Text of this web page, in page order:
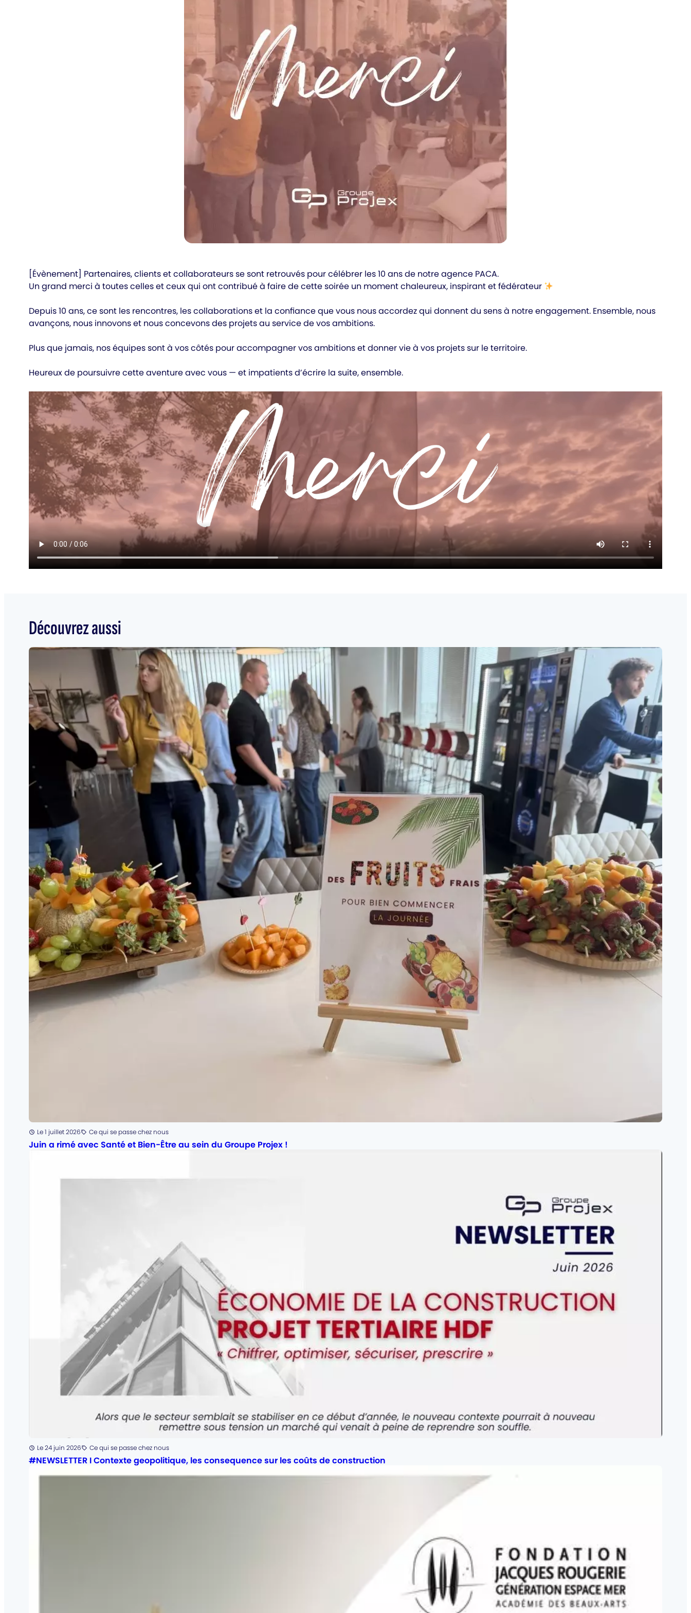
[Évènement] Partenaires, clients et collaborateurs se sont retrouvés pour célébrer les 10 ans de notre agence PACA.
Un grand merci à toutes celles et ceux qui ont contribué à faire de cette soirée un moment chaleureux, inspirant et fédérateur
Depuis 10 ans, ce sont les rencontres, les collaborations et la confiance que vous nous accordez qui donnent du sens à notre engagement. Ensemble, nous
avançons, nous innovons et nous concevons des projets au service de vos ambitions.
Plus que jamais, nos équipes sont à vos côtés pour accompagner vos ambitions et donner vie à vos projets sur le territoire.
Heureux de poursuivre cette aventure avec vous — et impatients d’écrire la suite, ensemble.
Découvrez aussi
Posté
Le 1 juillet 2026Catégorie
:
Ce qui se passe chez nous
Juin a rimé avec Santé et Bien-Être au sein du Groupe Projex !
Posté
Le 24 juin 2026Catégorie
:
Ce qui se passe chez nous
#NEWSLETTER I Contexte geopolitique, les consequence sur les coûts de construction